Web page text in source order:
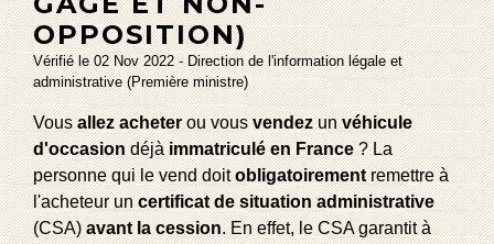
OPPOSITION)
Vérifié le 02 Nov 2022 - Direction de l'information légale et
administrative (Première ministre)
Vousallez acheterou vousvendezunvéhicule
d'occasiondéjàimmatriculé en France? La
personne qui le vend doitobligatoirementremettre à
l'acheteur uncertificat de situation administrative
(CSA)avant la cession. En effet, le CSA garantit à